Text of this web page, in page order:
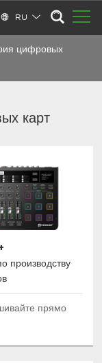
RU
цифровых
карт
производству
прямо